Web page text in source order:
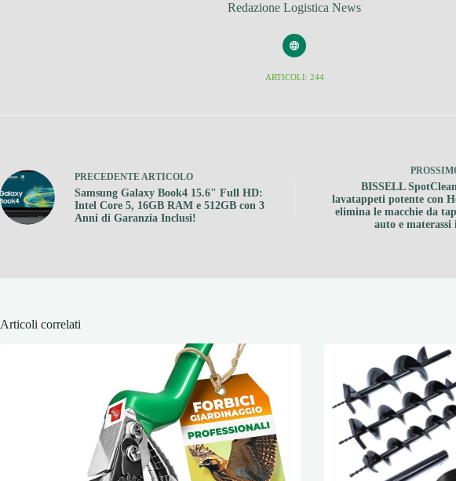
Redazione Logistica News
ARTICOLI: 244
PRECEDENTEARTICOLO
Samsung Galaxy Book4 15.6" Full HD:
Intel Core 5, 16GB RAM e 512GB con 3
Anni di Garanzia Inclusi!
BISSELL
lavatappeti potente con
elimina le macchie da
auto e
Articoli correlati